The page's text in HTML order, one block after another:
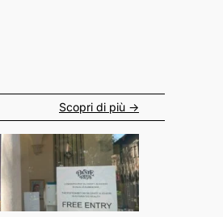
Scopri di più ->